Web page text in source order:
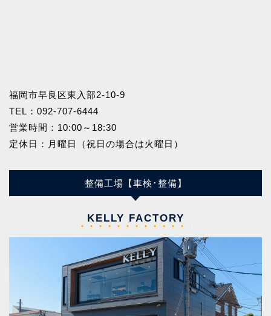
福岡市早良区東入部2-10-9
TEL： 092-707-6444
営業時間：10:00～18:30
定休日：月曜日（祝日の場合は火曜日）
整備工場【車検･整備】
KELLY FACTORY